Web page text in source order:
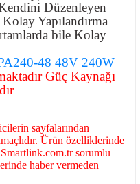
Düzenleyen
Yapılandırma
bile Kolay
48 48V 240W
Güç Kaynağı
sayfalarından
Ürün özelliklerinde
sorumlu
haber vermeden